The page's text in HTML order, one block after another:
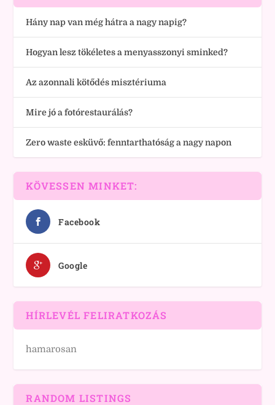
Hány nap van még hátra a nagy napig?
Hogyan lesz tökéletes a menyasszonyi sminked?
Az azonnali kötődés misztériuma
Mire jó a fotórestaurálás?
Zero waste esküvő: fenntarthatóság a nagy napon
KÖVESSEN MINKET:
Facebook
Google
HÍRLEVÉL FELIRATKOZÁS
hamarosan
RANDOM LISTINGS